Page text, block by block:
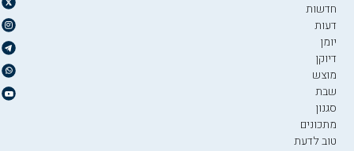
חדשות
דעות
יומן
דיוקן
מוצש
שבת
סגנון
מתכונים
טוב לדעת